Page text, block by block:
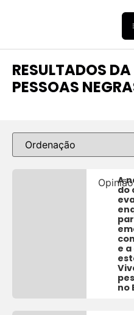
RESULTADOS
PESSOAS
Opinião
A
do
e
no